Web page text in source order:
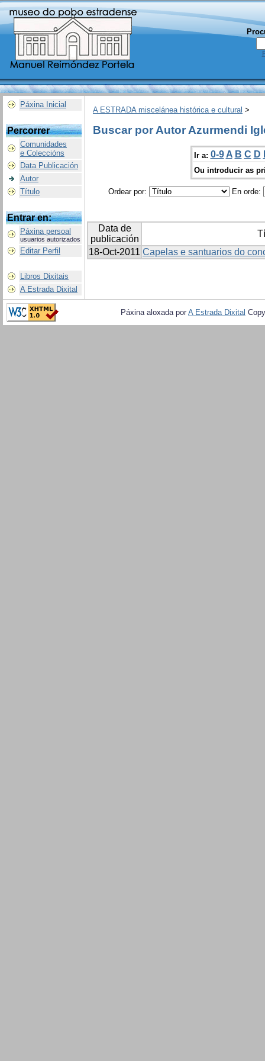
Páxina Inicial
Percorrer
Comunidades
e Coleccións
Data Publicación
Autor
Título
Entrar en:
Páxina persoal
usuarios autorizados
Editar Perfil
Libros Dixitais
A Estrada Dixital
A ESTRADA miscelánea histórica e cultural >
Buscar por Autor Azurmendi
Ir a: 0-9 A B C D
Ou introducir as
Ordear por: En orde:
Data de
publicación
18-Oct-2011 Capelas e santuarios do
Páxina aloxada por A Estrada Dixital